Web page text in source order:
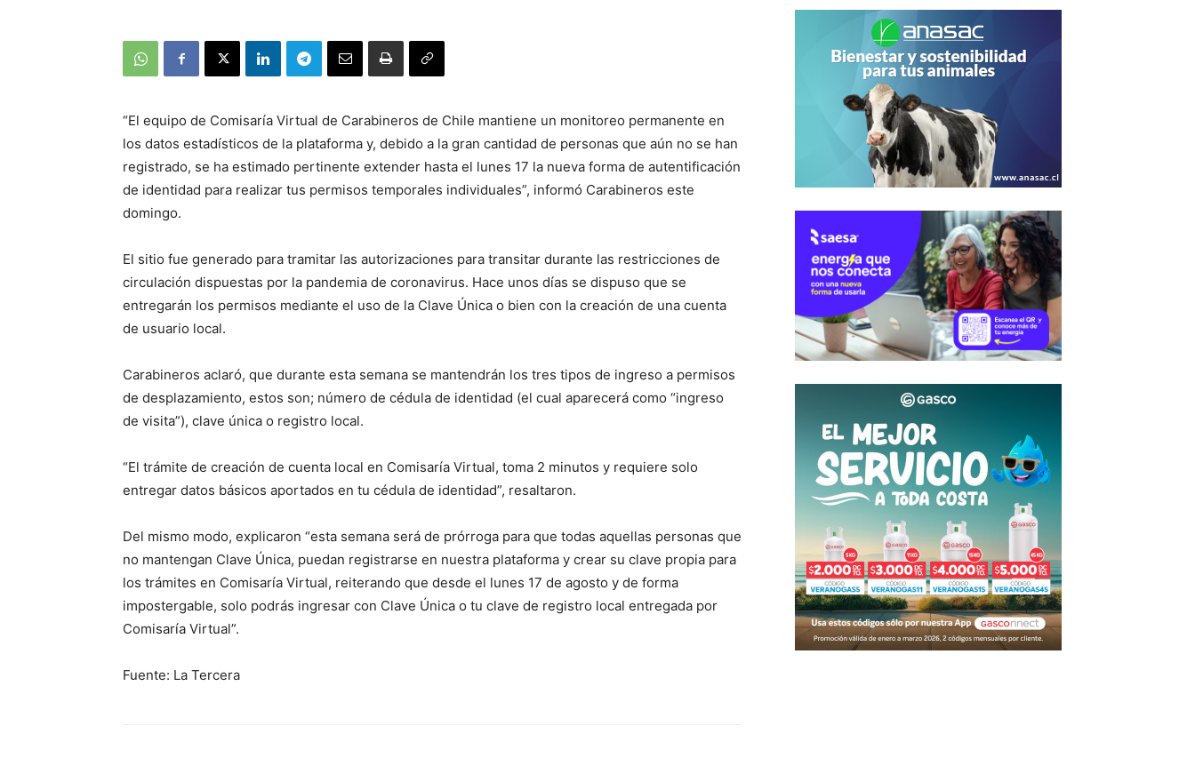
“El equipo de Comisaría Virtual de Carabineros de Chile mantiene un monitoreo permanente en
los datos estadísticos de la plataforma y, debido a la gran cantidad de personas que aún no se han
registrado, se ha estimado pertinente extender hasta el lunes 17 la nueva forma de autentificación
de identidad para realizar tus permisos temporales individuales”, informó Carabineros este
domingo.
El sitio fue generado para tramitar las autorizaciones para transitar durante las restricciones de
circulación dispuestas por la pandemia de coronavirus. Hace unos días se dispuso que se
entregarán los permisos mediante el uso de la Clave Única o bien con la creación de una cuenta
de usuario local.
Carabineros aclaró, que durante esta semana se mantendrán los tres tipos de ingreso a permisos
de desplazamiento, estos son; número de cédula de identidad (el cual aparecerá como “ingreso
de visita”), clave única o registro local.
“El trámite de creación de cuenta local en Comisaría Virtual, toma 2 minutos y requiere solo
entregar datos básicos aportados en tu cédula de identidad”, resaltaron.
Del mismo modo, explicaron “esta semana será de prórroga para que todas aquellas personas que
no mantengan Clave Única, puedan registrarse en nuestra plataforma y crear su clave propia para
los trámites en Comisaría Virtual, reiterando que desde el lunes 17 de agosto y de forma
impostergable, solo podrás ingresar con Clave Única o tu clave de registro local entregada por
Comisaría Virtual”.
Fuente: La Tercera